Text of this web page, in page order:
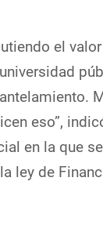
el
eso”,
en la que
ley de